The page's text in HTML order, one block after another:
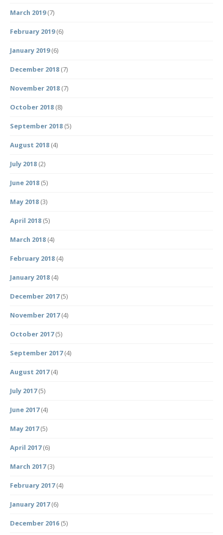
March 2019(7)
February 2019(6)
January 2019(6)
December 2018 (7)
November 2018 (7)
October 2018 (8)
September 2018 (5)
August 2018 (4)
July 2018 (2)
June 2018 (5)
May 2018 (3)
April 2018 (5)
March 2018 (4)
February 2018 (4)
January 2018 (4)
December 2017(5)
November 2017(4)
October 2017(5)
September 2017(4)
August 2017(4)
July 2017(5)
June 2017(4)
May 2017(5)
April 2017(6)
March 2017(3)
February 2017(4)
January 2017(6)
December 2016 (5)